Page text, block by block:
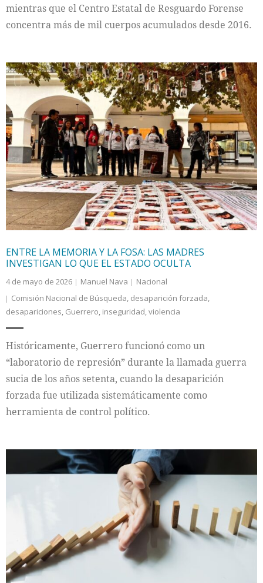
mientras que el Centro Estatal de Resguardo Forense
concentra más de mil cuerpos acumulados desde 2016.
ENTRE LA MEMORIA Y LA FOSA: LAS MADRES
INVESTIGAN LO QUE EL ESTADO OCULTA
4 de mayo de 2026 Manuel Nava
Nacional
Comisión Nacional de Búsqueda, desaparición forzada,
desapariciones, Guerrero, inseguridad,violencia
Históricamente, Guerrero funcionó como un
“laboratorio de represión” durante la llamada guerra
sucia de los años setenta, cuando la desaparición
forzada fue utilizada sistemáticamente como
herramienta de control político.